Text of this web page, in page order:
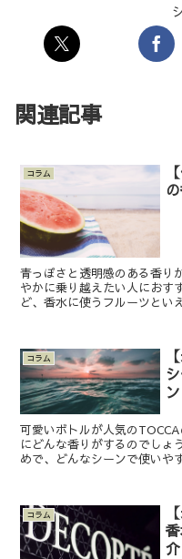
関連記事
コラム
青っぽさと透明感のある香り
やかに乗り越えたい人におす
ど、香水に使うフルーツとい
コラム
可愛いボトルが人気の
にどんな香りがするのでしょ
めで、どんなシーンで使いや
コラム
介